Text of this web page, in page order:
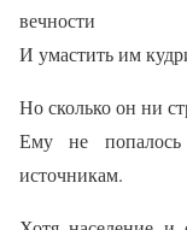
вечности
И умастить им
Но сколько он ни
Ему не
источникам.